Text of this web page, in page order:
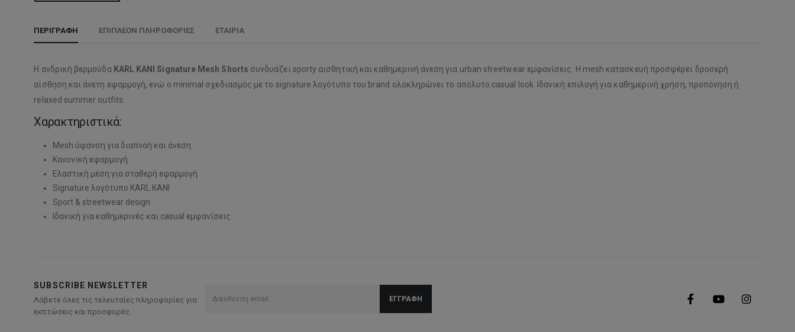
ΠΕΡΙΓΡΑΦΉ ΕΠΙΠΛΈΟΝ ΠΛΗΡΟΦΟΡΊΕΣ ΕΤΑΙΡΊΑ
Η ανδρική βερμούδα KARL KANI Signature Mesh Shorts συνδυάζει sporty αισθητική και καθημερινή άνεση για urban streetwear εμφανίσεις. Η mesh κατασκευή προσφέρει δροσερή
αίσθηση και άνετη εφαρμογή, ενώ ο minimal σχεδιασμός με το signature λογότυπο του brand ολοκληρώνει το απόλυτο casual look. Ιδανική επιλογή για καθημερινή χρήση, προπόνηση ή
relaxed summer outfits.
Χαρακτηριστικά:
Mesh ύφανση για διαπνοή και άνεση
Κανονική εφαρμογή
Ελαστική μέση για σταθερή εφαρμογή
Signature λογότυπο KARL KANI
Sport & streetwear design
Ιδανική για καθημερινές και casual εμφανίσεις
SUBSCRIBE NEWSLETTER
Λάβετε όλες τις τελευταίες πληροφορίες για
εκπτώσεις και προσφορές.